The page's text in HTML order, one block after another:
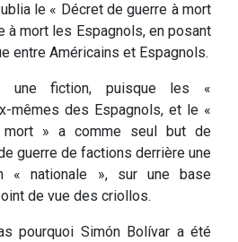
le « Décret de guerre à mort
à mort les Espagnols, en posant
entre Américains et Espagnols.
une fiction, puisque les «
mêmes des Espagnols, et le «
» a comme seul but de
guerre de factions derrière une
« nationale », sur une base
de vue des criollos.
pourquoi Simón Bolívar a été